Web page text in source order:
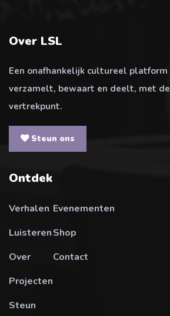
Over LSL
Een onafhankelijk cultureel
verzamelt, bewaart en deelt, met
vertrekpunt.
Steun ons
Ontdek
Verhalen
Luisteren
Over
Projecten
Steun
Evenementen
Shop
Contact